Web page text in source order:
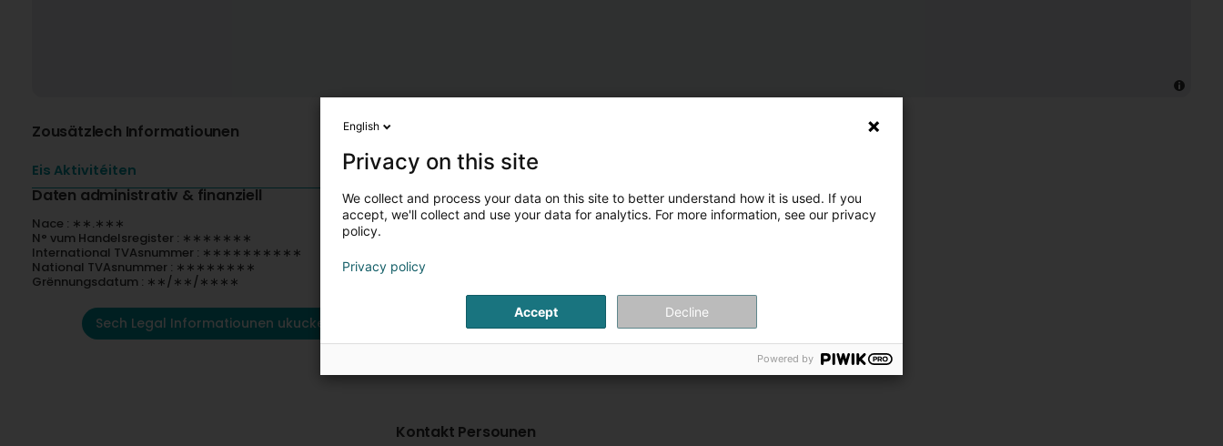
Zousätzlech Informatiounen
Eis Aktivitéiten
Daten administrativ & finanziell
Nace : ∗∗.∗∗∗
N° vum Handelsregister : ∗∗∗∗∗∗∗
International TVAsnummer : ∗∗∗∗∗∗∗∗∗∗
National TVAsnummer : ∗∗∗∗∗∗∗∗
Grënnungsdatum : ∗∗/∗∗/∗∗∗∗
Sech Legal Informatiounen ukucken
Kontakt Persounen
English
Privacy on this site
We collect and process your data on this site to better understand how it is used. If you
accept, we'll collect and use your data for analytics. For more information, see our privacy
policy.
Privacy policy
Accept Decline
Powered by